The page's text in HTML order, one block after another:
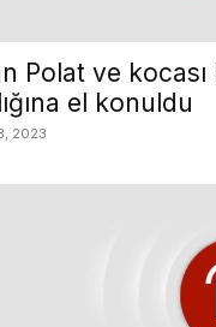
Polat ve kocası
el konuldu
2023